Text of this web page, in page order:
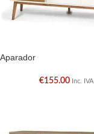
Aparador
€155.00 Inc. IVA